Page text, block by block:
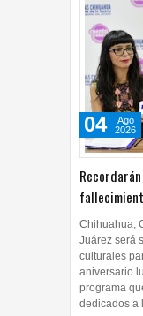
04
Ago
2026
Juárez será
culturales
aniversario
programa
dedicados a